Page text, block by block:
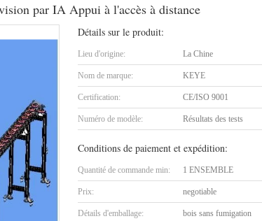
par IA Appui à l'accès à distance
Détails sur le produit:
Lieu d'origine: La Chine
Nom de marque: KEYE
Certification: CE/ISO 9001
Numéro de modèle: Résultats des tests
Conditions de paiement et expédition:
Quantité de commande min: 1 ENSEMBLE
Prix: negotiable
Détails d'emballage: bois sans fumigation